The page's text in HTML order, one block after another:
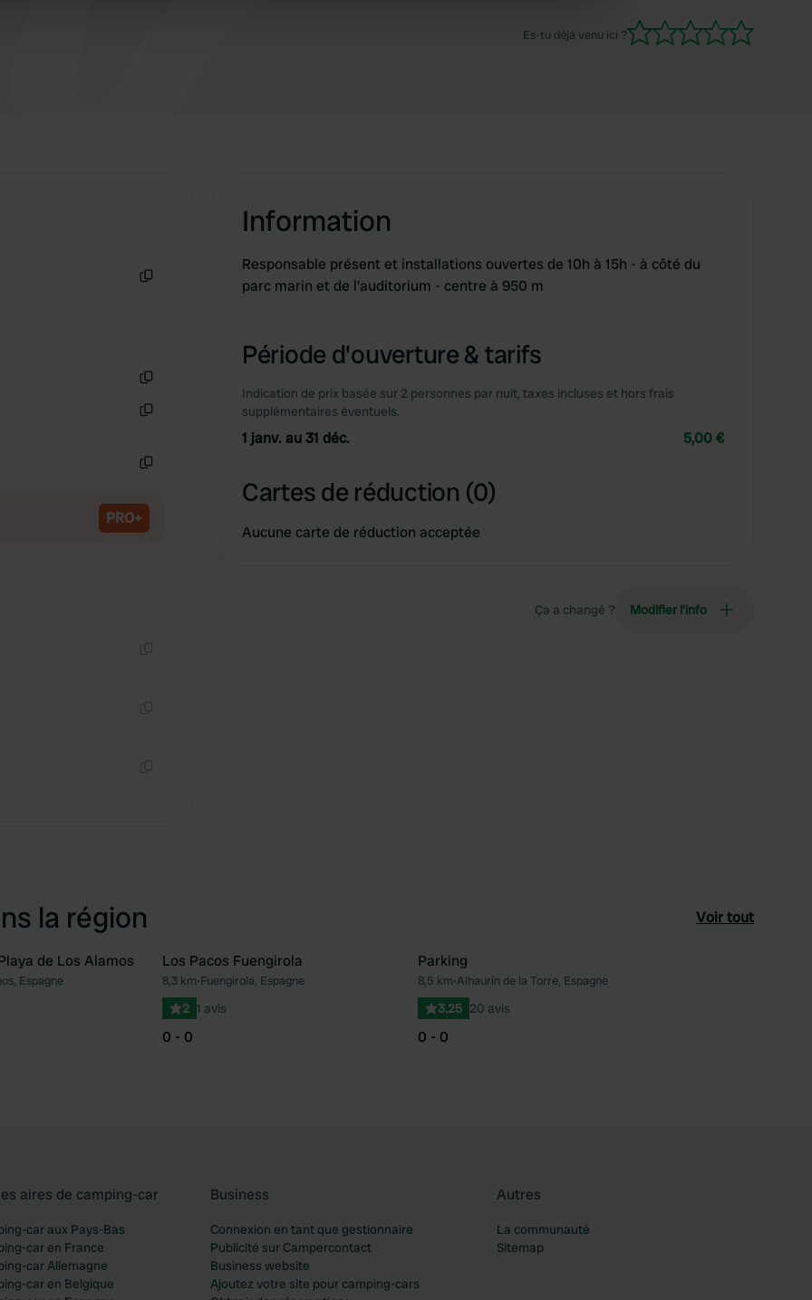
Es-tu déjà venu ici ?
PRO+
Information
Responsable présent et installations ouvertes de 10h à 15h - à côté du
parc marin et de l'auditorium - centre à 950 m
Période d'ouverture & tarifs
Indication de prix basée sur 2 personnes par nuit, taxes incluses et hors frais
supplémentaires éventuels.
1 janv. au 31 déc. 5,00 €
Cartes de réduction (0)
Aucune carte de réduction acceptée
Ça a changé ? Modifier l’info
la région Voir tout
Préféré
de Los Alamos
Espagne Préféré
Los Pacos Fuengirola
8,3 km•Fuengirola, Espagne
2 1 avis
0 - 0
Parking
8,5 km•Alhaurín de la Torre, Espagne
3.25 20 avis
0 - 0
aires de camping-car
car aux Pays-Bas
car en France
car Allemagne
car en Belgique
Business
Connexion en tant que gestionnaire
Publicité sur Campercontact
Business website
Ajoutez votre site pour camping-cars
Autres
La communauté
Sitemap